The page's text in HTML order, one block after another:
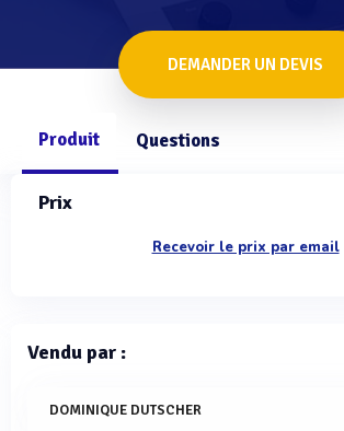
DEMANDER UN DEVIS
Produit Questions
Prix
Recevoir le prix par email
Vendu par :
DOMINIQUE DUTSCHER